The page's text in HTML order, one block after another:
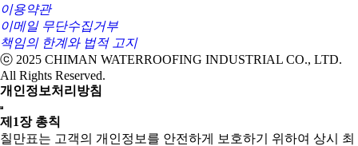
이용약관
이메일 무단수집거부
책임의 한계와 법적 고지
ⓒ 2025 CHIMAN WATERROOFING INDUSTRIAL CO., LTD.
All Rights Reserved.
개인정보처리방침
제1장 총칙
칠만표는 고객의 개인정보를 안전하게 보호하기 위하여 상시 최